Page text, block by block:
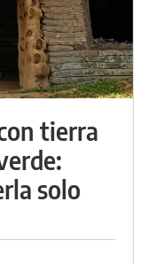
tierra
solo